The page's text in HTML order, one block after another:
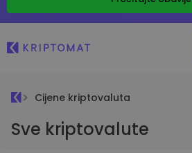
Cijene kriptovaluta
Sve kriptovalute